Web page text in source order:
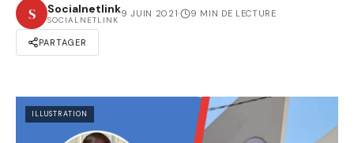
S Socialnetlink
SOCIALNETLINK
9 JUIN 2021· 9 MIN DE LECTURE
PARTAGER
ILLUSTRATION